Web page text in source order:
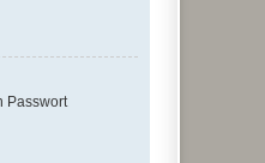
Passwort